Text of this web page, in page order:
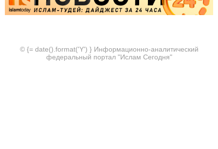
© {= date().format('Y') } Информационно-аналитический
федеральный портал "Ислам Сегодня"